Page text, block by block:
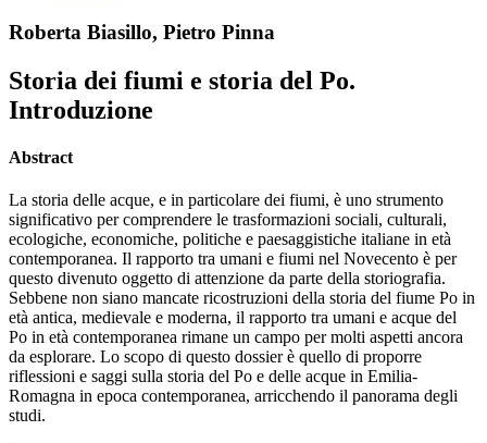
Roberta Biasillo, Pietro Pinna
Storia dei fiumi e storia del Po.
Introduzione
Abstract
La storia delle acque, e in particolare dei fiumi, è uno strumento
significativo per comprendere le trasformazioni sociali, culturali,
ecologiche, economiche, politiche e paesaggistiche italiane in età
contemporanea. Il rapporto tra umani e fiumi nel Novecento è per
questo divenuto oggetto di attenzione da parte della storiografia.
Sebbene non siano mancate ricostruzioni della storia del fiume Po in
età antica, medievale e moderna, il rapporto tra umani e acque del
Po in età contemporanea rimane un campo per molti aspetti ancora
da esplorare. Lo scopo di questo dossier è quello di proporre
riflessioni e saggi sulla storia del Po e delle acque in Emilia-
Romagna in epoca contemporanea, arricchendo il panorama degli
studi.